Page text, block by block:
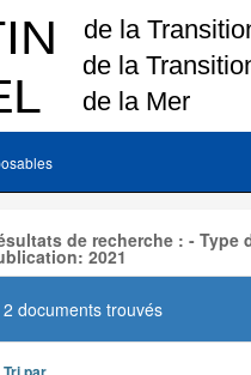
de recherche : -
2021
2 documents trouvés